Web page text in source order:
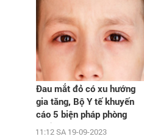
Đau mắt đỏ có xu hướng
gia tăng, Bộ Y tế khuyến
cáo 5 biện pháp phòng
chống
11:12 SA 19-09-2023